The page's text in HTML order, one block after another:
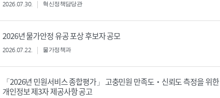
2026.07.30. 혁신정책담당관
2026년 물가안정 유공 포상 후보자 공모
2026.07.22. 물가정책과
「2026년 민원서비스 종합평가」 고충민원 만족도‧신뢰도 측정을 위한
개인정보 제3자 제공사항 공고